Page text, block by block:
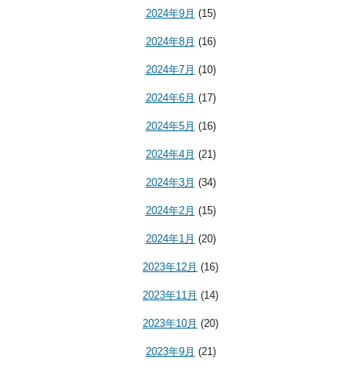
2024年9月 (15)
2024年8月 (16)
2024年7月 (10)
2024年6月 (17)
2024年5月 (16)
2024年4月 (21)
2024年3月 (34)
2024年2月 (15)
2024年1月 (20)
2023年12月 (16)
2023年11月 (14)
2023年10月 (20)
2023年9月 (21)